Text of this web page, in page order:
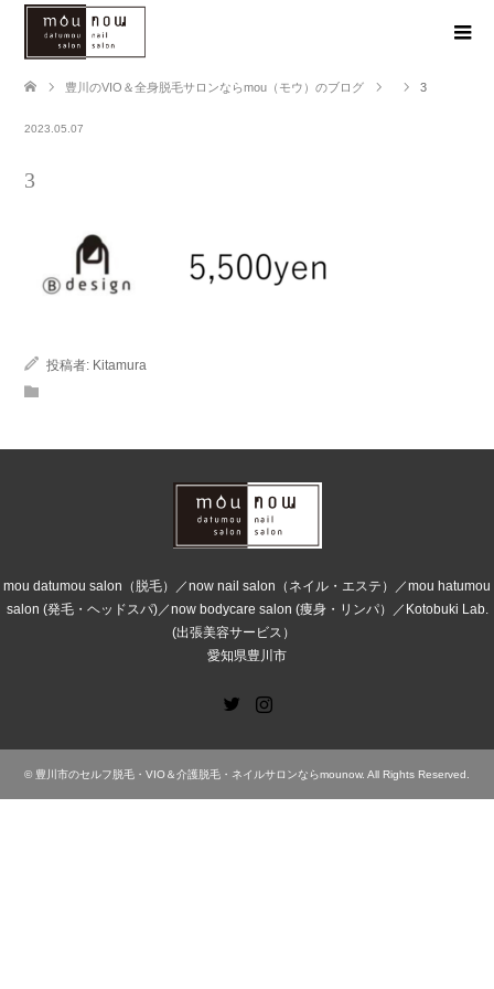
豊川のVIO＆全身脱毛サロンならmou（モウ）のブログ 3
2023.05.07
3
投稿者: Kitamura
mou datumou salon（脱毛）／now nail salon（ネイル・エステ）／mou hatumou
salon (発毛・ヘッドスパ)／now bodycare salon (痩身・リンパ）／Kotobuki Lab.
(出張美容サービス）
愛知県豊川市
© 豊川市のセルフ脱毛・VIO＆介護脱毛・ネイルサロンならmounow. All Rights Reserved.